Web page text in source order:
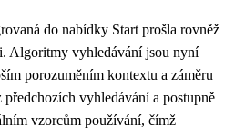
do nabídky Start prošla rovněž
Algoritmy vyhledávání jsou nyní
porozuměním kontextu a záměru
předchozích vyhledávání a postupně
vzorcům používání, čímž